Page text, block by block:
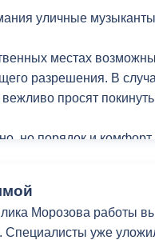
органа
Бесплатная
уличные
местах
разрешения. В
вежливо просят
но порядок и комфорт
Морозова работы
уже